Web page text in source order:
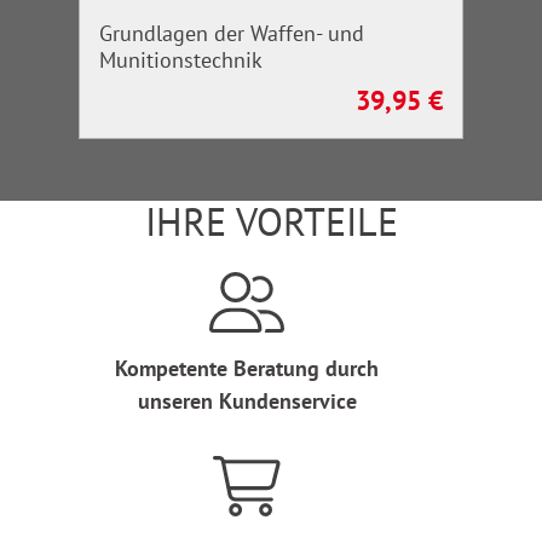
Grundlagen der Waffen- und
Munitionstechnik
Regulärer Preis:
39,95 €
IHRE VORTEILE
Kompetente Beratung durch
unseren Kundenservice